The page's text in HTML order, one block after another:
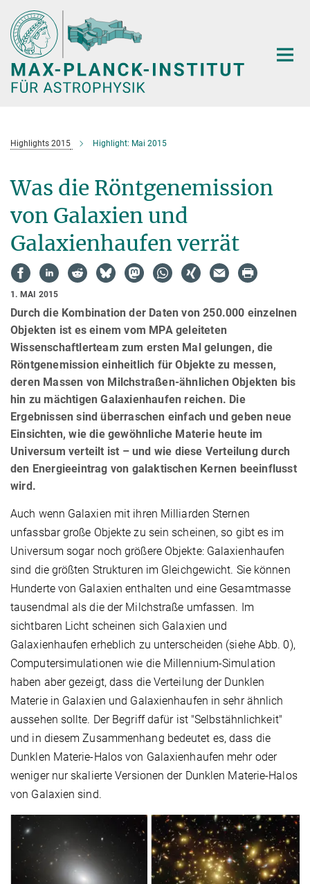
Hauptinhalt
Highlights 2015 Highlight: Mai 2015
Was die Röntgenemission
von Galaxien und
Galaxienhaufen verrät
1. MAI 2015
Durch die Kombination der Daten von 250.000 einzelnen
Objekten ist es einem vom MPA geleiteten
Wissenschaftlerteam zum ersten Mal gelungen, die
Röntgenemission einheitlich für Objekte zu messen,
deren Massen von Milchstraßen-ähnlichen Objekten bis
hin zu mächtigen Galaxienhaufen reichen. Die
Ergebnissen sind überraschen einfach und geben neue
Einsichten, wie die gewöhnliche Materie heute im
Universum verteilt ist – und wie diese Verteilung durch
den Energieeintrag von galaktischen Kernen beeinflusst
wird.
Auch wenn Galaxien mit ihren Milliarden Sternen
unfassbar große Objekte zu sein scheinen, so gibt es im
Universum sogar noch größere Objekte: Galaxienhaufen
sind die größten Strukturen im Gleich­gewicht. Sie können
Hunderte von Galaxien enthalten und eine Gesamtmasse
tausendmal als die der Milchstraße umfassen. Im
sichtbaren Licht scheinen sich Galaxien und
Galaxienhaufen erheblich zu unterscheiden (siehe Abb. 0),
Computersimulationen wie die Millennium-Simulation
haben aber gezeigt, dass die Verteilung der Dunklen
Materie in Galaxien und Galaxienhaufen in sehr ähnlich
aussehen sollte. Der Begriff dafür ist "Selbstähnlichkeit"
und in diesem Zusammenhang bedeutet es, dass die
Dunklen Materie-Halos von Galaxienhaufen mehr oder
weniger nur skalierte Versionen der Dunklen Materie-Halos
von Galaxien sind.